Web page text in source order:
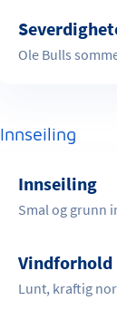
Ole Bulls
Innseiling
Innseiling
Smal og grunn
Vindforhold
Lunt, kraftig